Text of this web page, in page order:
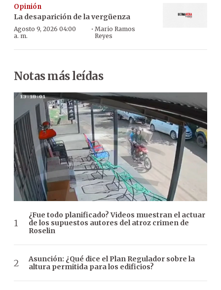
Opinión
La desaparición de la vergüenza
Agosto 9, 2026 04:00
a. m.
· Mario Ramos
Reyes
Notas más leídas
¿Fue todo planificado? Videos muestran el actuar
de los supuestos autores del atroz crimen de
Roselin
Asunción: ¿Qué dice el Plan Regulador sobre la
altura permitida para los edificios?